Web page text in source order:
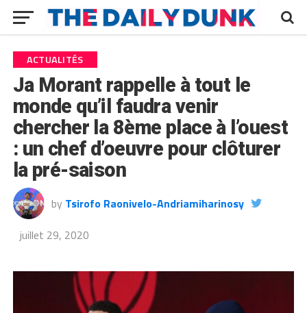
ACTUALITÉS
Ja Morant rappelle à tout le
monde qu’il faudra venir
chercher la 8ème place à l’ouest
: un chef d’oeuvre pour clôturer
la pré-saison
by Tsirofo Raonivelo-Andriamiharinosy
juillet 29, 2020